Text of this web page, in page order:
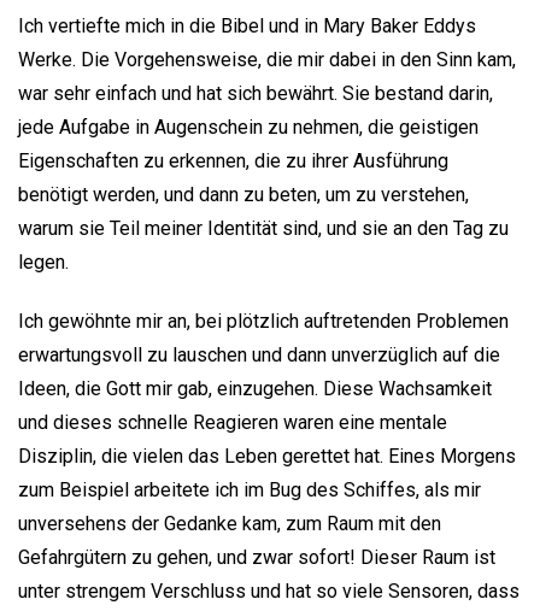
Ich vertiefte mich in die Bibel und in Mary Baker Eddys
Werke. Die Vorgehensweise, die mir dabei in den Sinn kam,
war sehr einfach und hat sich bewährt. Sie bestand darin,
jede Aufgabe in Augenschein zu nehmen, die geistigen
Eigenschaften zu erkennen, die zu ihrer Ausführung
benötigt werden, und dann zu beten, um zu verstehen,
warum sie Teil meiner Identität sind, und sie an den Tag zu
legen.
Ich gewöhnte mir an, bei plötzlich auftretenden Problemen
erwartungsvoll zu lauschen und dann unverzüglich auf die
Ideen, die Gott mir gab, einzugehen. Diese Wachsamkeit
und dieses schnelle Reagieren waren eine mentale
Disziplin, die vielen das Leben gerettet hat. Eines Morgens
zum Beispiel arbeitete ich im Bug des Schiffes, als mir
unversehens der Gedanke kam, zum Raum mit den
Gefahrgütern zu gehen, und zwar sofort! Dieser Raum ist
unter strengem Verschluss und hat so viele Sensoren, dass